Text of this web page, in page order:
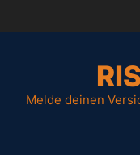
Melde deinen